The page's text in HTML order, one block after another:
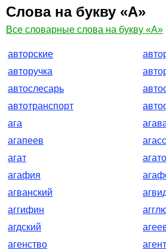
Слова на букву «А»
Все словарные слова на букву «А»
авторские
авторучка
автослесарь
автотранспорт
ага
агапеев
агат
агафия
агванский
аггифин
агдский
агенство
агент